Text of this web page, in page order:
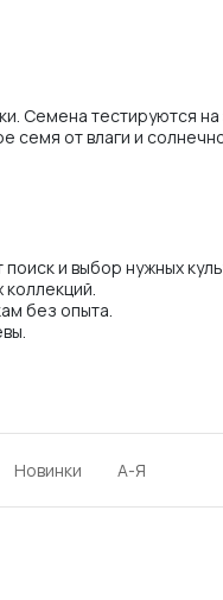
Семена тестируются
семя от влаги и
и выбор нужных
без опыта.
Новинки А-Я